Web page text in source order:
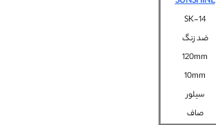
SK-14
ضد زنگ
120mm
10mm
سیلور
صاف